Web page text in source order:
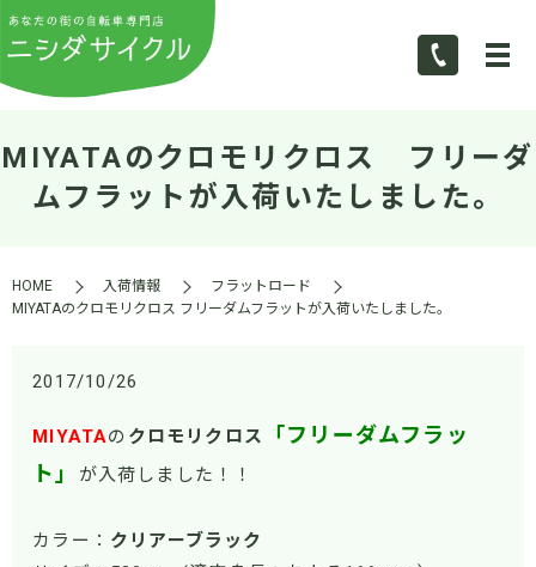
MIYATAのクロモリクロス フリーダ
ムフラットが入荷いたしました。
HOME 入荷情報
フラットロード
MIYATAのクロモリクロス フリーダムフラットが入荷いたしました。
2017/10/26
MIYATAの クロモリクロス
「フリーダムフラッ
ト」
が入荷しました！！
カラー： クリアーブラック